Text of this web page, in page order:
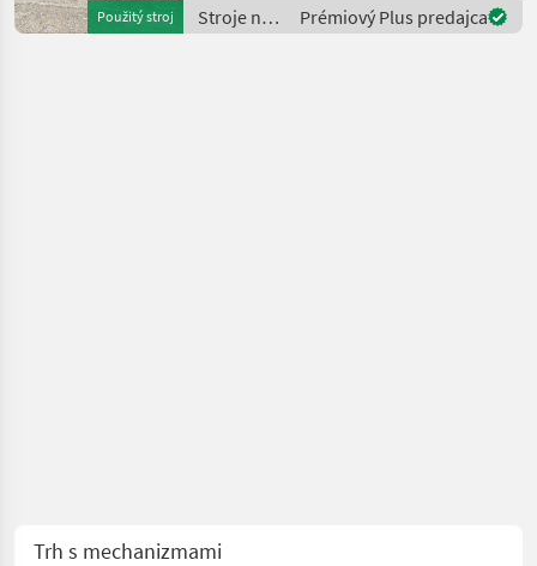
Použitý stroj
for more images Specificati
Stroje na
stavbu /
Prémiový Plus predajca
Trh s mechanizmami